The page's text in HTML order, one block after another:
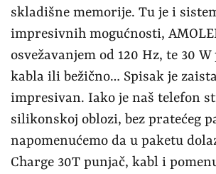
skladišne memorije. Tu je i
impresivnih mogućnosti,
osvežavanjem od 120 Hz, te 30
kabla ili bežično… Spisak je
impresivan. Iako je naš telefon
silikonskoj oblozi, bez pratećeg
napomenućemo da u paketu
Charge 30T punjač, kabl i